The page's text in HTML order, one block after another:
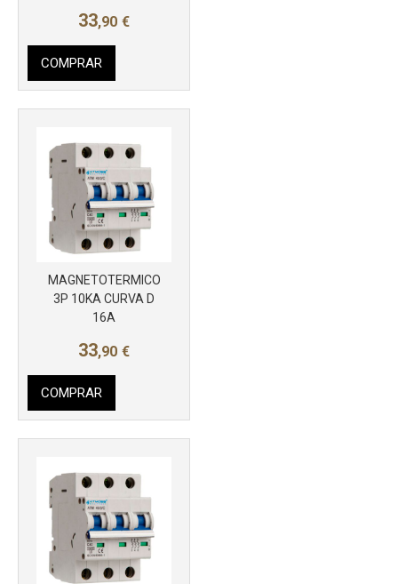
33,90 €
COMPRAR
MAGNETOTERMICO
3P 10KA CURVA D
16A
33,90 €
COMPRAR